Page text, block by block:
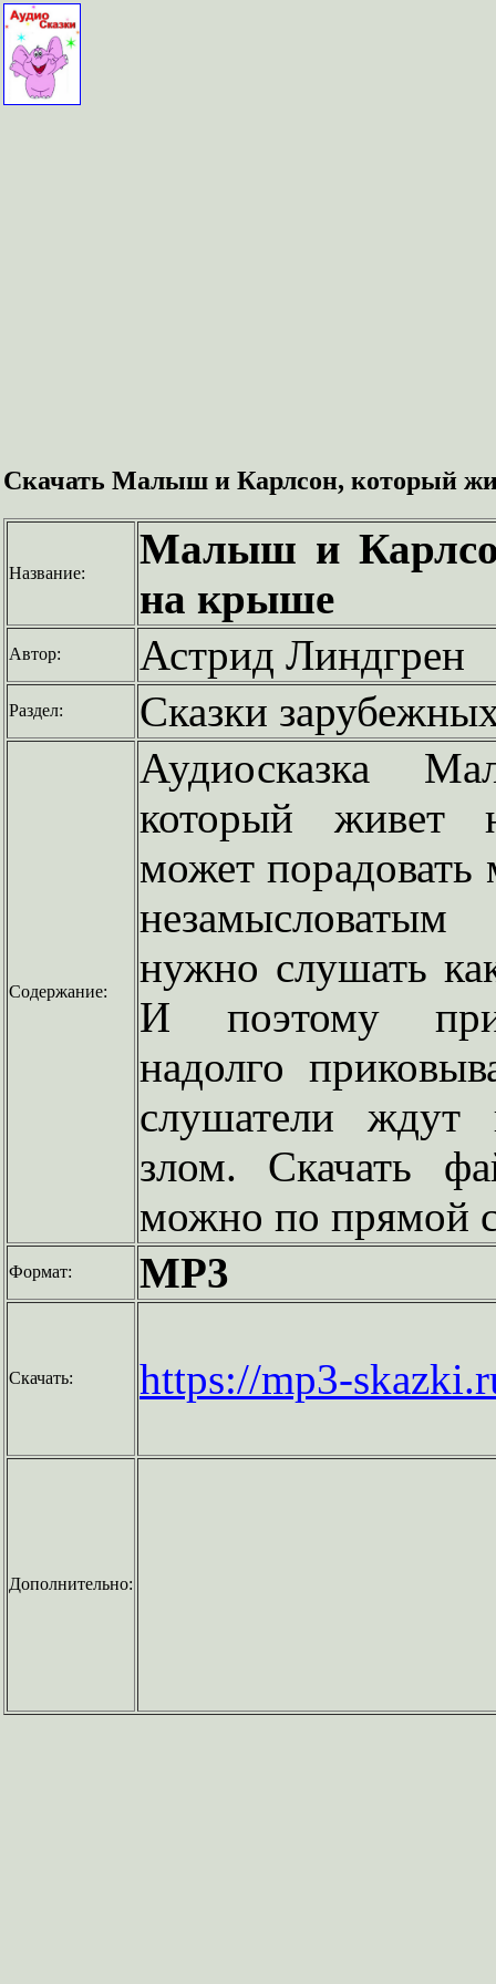
Скачать Малыш и Карлсон, который
Название:
Малыш и
на крыше
Автор: Астрид Линдгрен
Раздел: Сказки
Содержание:
Аудиосказка
который живет
может порадовать
нужно слушать
И поэтому
надолго
слушатели ждут
злом. Скачать
можно по прямой
Формат: MP3
Скачать: https://mp3-
Дополнительно: